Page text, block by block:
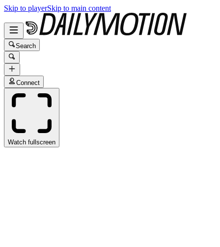
Skip to playerSkip to main content
Search
Connect
Watch fullscreen